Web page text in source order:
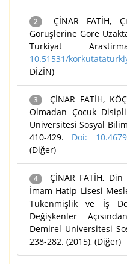
2
ÇİNAR FATİH,
Görüşlerine Göre
Turkiyat
10.51531/
DİZİN)
3
ÇİNAR FATİH,
Olmadan Çocuk
Üniversitesi Sosyal
410-429. Doi:
(Diğer)
4
ÇİNAR FATİH,
İmam Hatip Lisesi
Tükenmişlik ve İş
Değişkenler
Demirel Üniversitesi
238-282. (2015), (Diğer)